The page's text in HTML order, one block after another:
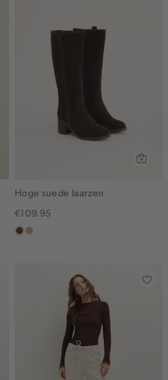
Hoge suede laarzen
€109.95
donkerbruin
zand